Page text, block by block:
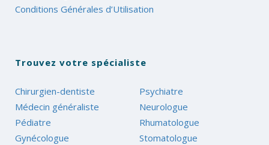
Conditions Générales d’Utilisation
Trouvez votre spécialiste
Chirurgien-dentiste
Médecin généraliste
Pédiatre
Gynécologue
Psychiatre
Neurologue
Rhumatologue
Stomatologue